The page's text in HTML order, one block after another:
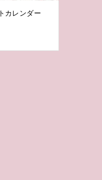
カレンダー